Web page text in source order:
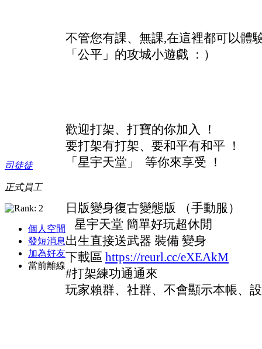
司徒徒
正式員工
個人空間
發短消息
加為好友
當前離線
不管您有課、無課,在這裡都可以體
「公平」的攻城小遊戲 ：）
歡迎打架、打寶的你加入 ！
要打架有打架、要和平有和平 ！
「星宇天堂」 等你來享受 ！
日版變身復古變態版 （手動服）
星宇天堂 簡單好玩超休閒
出生直接送武器 裝備 變身
下載區 https://reurl.cc/eXEAkM
#打架練功通通來
玩家賴群、社群、不會顯示本帳、